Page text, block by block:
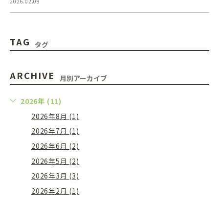
TAG タグ
ARCHIVE 月別アーカイブ
2026年 (11)
2026年8月 (1)
2026年7月 (1)
2026年6月 (2)
2026年5月 (2)
2026年3月 (3)
2026年2月 (1)